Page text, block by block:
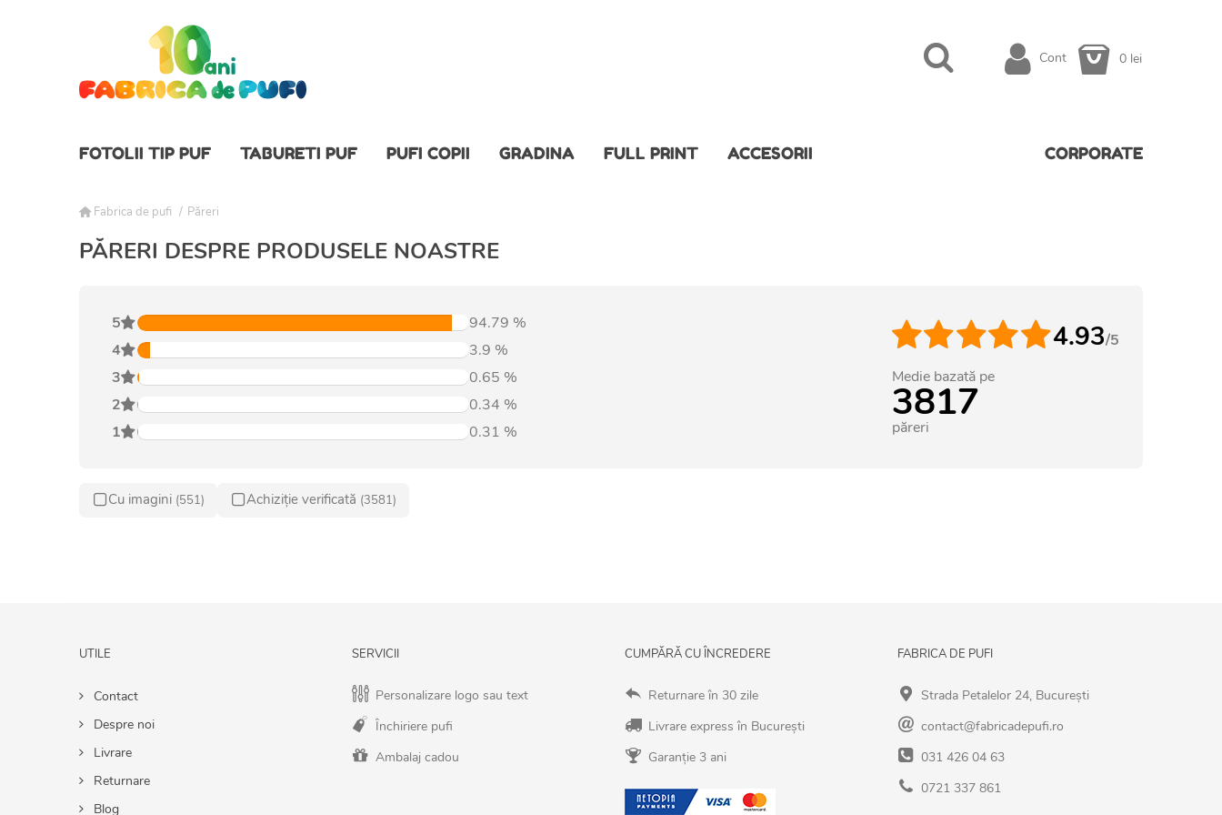
0 lei
Cont
FOTOLII TIP PUF TABURETI PUF PUFI COPII GRADINA FULL PRINT ACCESORII CORPORATE
Fabrica de pufi / Păreri
PĂRERI DESPRE PRODUSELE NOASTRE
5 94.79 %
4
3.9 %
3
0.65 %
2
0.34 %
1
0.31 %
4.93/5
Medie bazată pe
3817
păreri
Cu imagini (551) Achiziție verificată (3581)
UTILE
Contact
Despre noi
Livrare
Returnare
Blog
SERVICII
Personalizare logo sau text
Închiriere pufi
Ambalaj cadou
CUMPĂRĂ CU ÎNCREDERE
Returnare în 30 zile
Livrare express în București
Garanție 3 ani
FABRICA DE PUFI
Strada Petalelor 24, București
contact@fabricadepufi.ro
031 426 04 63
0721 337 861